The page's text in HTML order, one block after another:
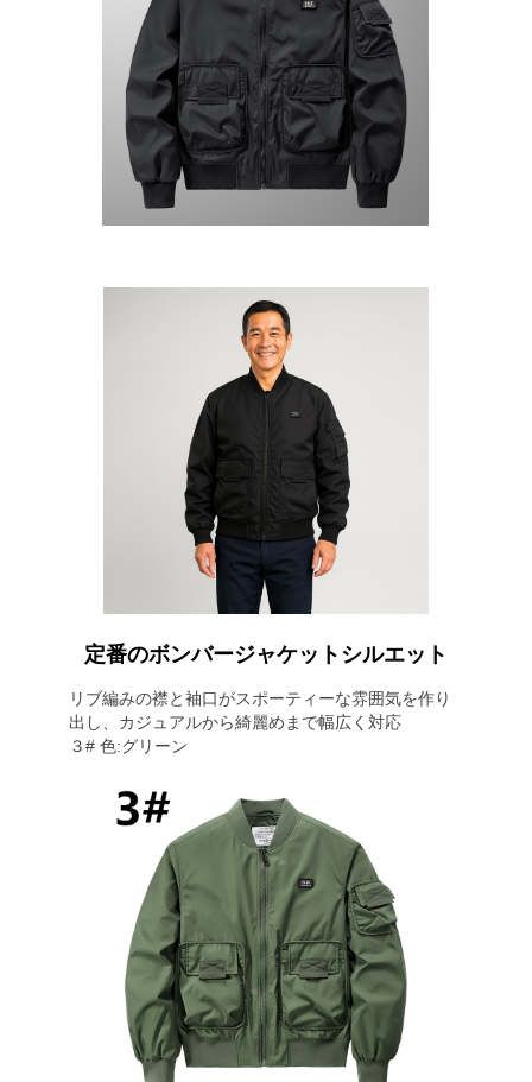
定番のボンバージャケットシルエット
リブ編みの襟と袖口がスポーティーな雰囲気を作り
出し、カジュアルから綺麗めまで幅広く対応
３# 色:グリーン